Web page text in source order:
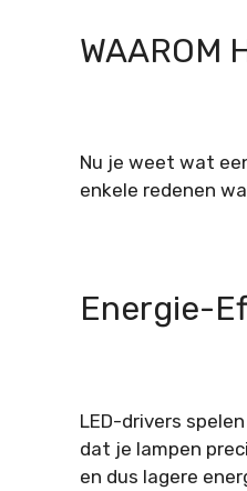
WAAROM
Nu je weet wat
enkele redenen
Energie-
LED-drivers
dat je lampen
en dus lagere